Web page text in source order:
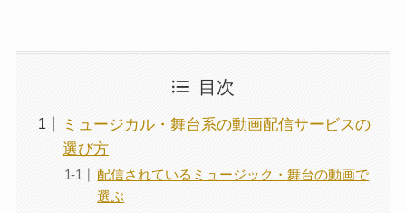
目次
ミュージカル・舞台系の動画配信サービスの
選び方
配信されているミュージック・舞台の動画で
選ぶ